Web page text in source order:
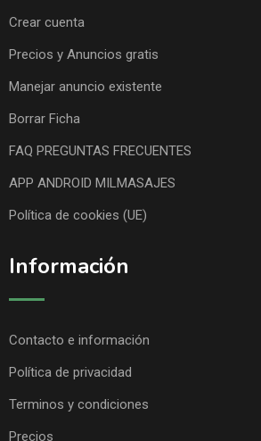
Crear cuenta
Precios y Anuncios gratis
Manejar anuncio existente
Borrar Ficha
FAQ PREGUNTAS FRECUENTES
APP ANDROID MILMASAJES
Política de cookies (UE)
Información
Contacto e información
Política de privacidad
Terminos y condiciones
Precios